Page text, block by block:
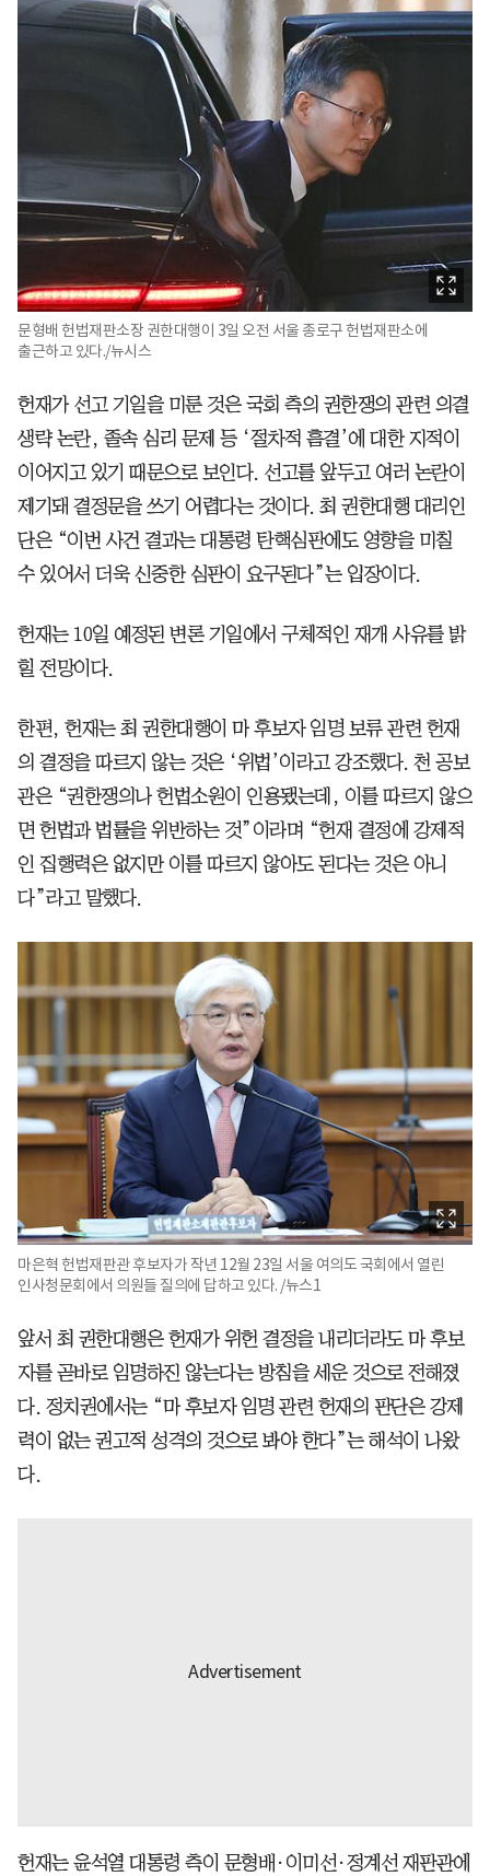
문형배 헌법재판소장 권한대행이 3일 오전 서울 종로구 헌법재판소에
출근하고 있다./뉴시스
헌재가 선고 기일을 미룬 것은 국회 측의 권한쟁의 관련 의결
생략 논란, 졸속 심리 문제 등 ‘절차적 흠결’에 대한 지적이
이어지고 있기 때문으로 보인다. 선고를 앞두고 여러 논란이
제기돼 결정문을 쓰기 어렵다는 것이다. 최 권한대행 대리인
단은 “이번 사건 결과는 대통령 탄핵심판에도 영향을 미칠
수 있어서 더욱 신중한 심판이 요구된다”는 입장이다.
헌재는 10일 예정된 변론 기일에서 구체적인 재개 사유를 밝
힐 전망이다.
한편, 헌재는 최 권한대행이 마 후보자 임명 보류 관련 헌재
의 결정을 따르지 않는 것은 ‘위법’이라고 강조했다. 천 공보
관은 “권한쟁의나 헌법소원이 인용됐는데, 이를 따르지 않으
면 헌법과 법률을 위반하는 것”이라며 “헌재 결정에 강제적
인 집행력은 없지만 이를 따르지 않아도 된다는 것은 아니
다”라고 말했다.
마은혁 헌법재판관 후보자가 작년 12월 23일 서울 여의도 국회에서 열린
인사청문회에서 의원들 질의에 답하고 있다. /뉴스1
앞서 최 권한대행은 헌재가 위헌 결정을 내리더라도 마 후보
자를 곧바로 임명하진 않는다는 방침을 세운 것으로 전해졌
다. 정치권에서는 “마 후보자 임명 관련 헌재의 판단은 강제
력이 없는 권고적 성격의 것으로 봐야 한다”는 해석이 나왔
다.
헌재는 윤석열 대통령 측이 문형배·이미선·정계선 재판관에